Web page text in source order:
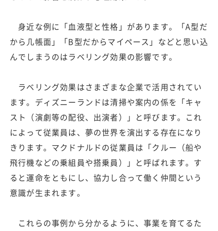
身近な例に「血液型と性格」があります。「A型だ
から几帳面」「B型だからマイペース」などと思い込
んでしまうのはラベリング効果の影響です。
ラベリング効果はさまざまな企業で活用されてい
ます。ディズニーランドは清掃や案内の係を「キャ
スト（演劇等の配役、出演者）」と呼びます。これ
によって従業員は、夢の世界を演出する存在になり
きります。マクドナルドの従業員は「クルー（船や
飛行機などの乗組員や搭乗員）」と呼ばれます。す
ると運命をともにし、協力し合って働く仲間という
意識が生まれます。
これらの事例から分かるように、事業を育てるた